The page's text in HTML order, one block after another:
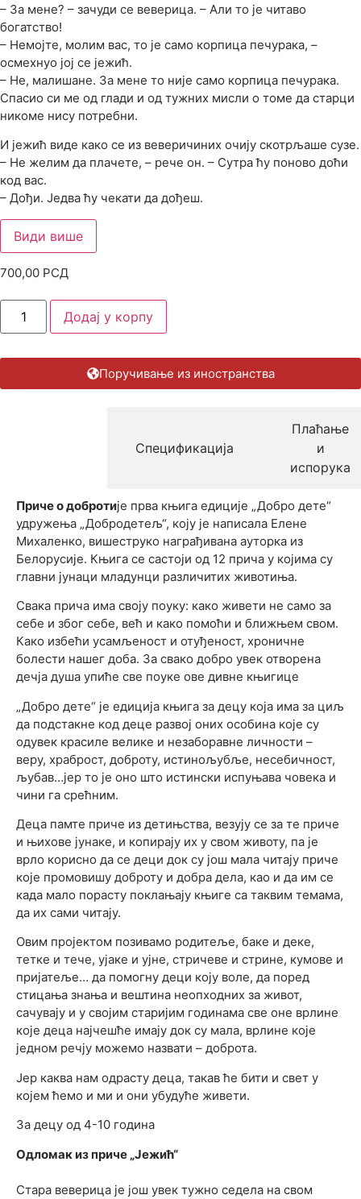
– За мене? – зачуди се веверица. – Али то је читаво
богатство!
– Немојте, молим вас, то је само корпица печурака, –
осмехнуо јој се јежић.
– Не, малишане. За мене то није само корпица печурака.
Спасио си ме од глади и од тужних мисли о томе да старци
никоме нису потребни.
И јежић виде како се из веверичиних очију скотрљаше сузе.
– Не желим да плачете, – рече он. – Сутра ћу поново доћи
код вас.
– Дођи. Једва ћу чекати да дођеш.
Види више
700,00 РСД
Додај у корпу
Поручивање из иностранства
Спецификација
Плаћање
и
испорука
Приче о добротије прва књига едиције „Добро дете“
удружења „Добродетељ“, коју је написала Елене
Михаленко, вишеструко награђивана ауторка из
Белорусије. Књига се састоји од 12 прича у којима су
главни јунаци младунци различитих животиња.
Свака прича има своју поуку: како живети не само за
себе и због себе, већ и како помоћи и ближњем свом.
Како избећи усамљеност и отуђеност, хроничне
болести нашег доба. За свако добро увек отворена
дечја душа упиће све поуке ове дивне књигице
„Добро дете“ је едиција књига за децу која има за циљ
да подстакне код деце развој оних особина које су
одувек красиле велике и незаборавне личности –
веру, храброст, доброту, истинољубље, несебичност,
љубав…јер то је оно што истински испуњава човека и
чини га срећним.
Деца памте приче из детињства, везују се за те приче
и њихове јунаке, и копирају их у свом животу, па је
врло корисно да се деци док су још мала читају приче
које промовишу доброту и добра дела, као и да им се
када мало порасту поклањају књиге са таквим темама,
да их сами читају.
Овим пројектом позивамо родитеље, баке и деке,
тетке и тече, ујаке и ујне, стричеве и стрине, кумове и
пријатеље… да помогну деци коју воле, да поред
стицања знања и вештина неопходних за живот,
сачувају и у својим старијим годинама све оне врлине
које деца најчешће имају док су мала, врлине које
једном речју можемо назвати – доброта.
Јер каква нам одрасту деца, такав ће бити и свет у
којем ћемо и ми и они убудуће живети.
За децу од 4-10 година
Одломак из приче „Јежић“
Стара веверица је још увек тужно седела на свом